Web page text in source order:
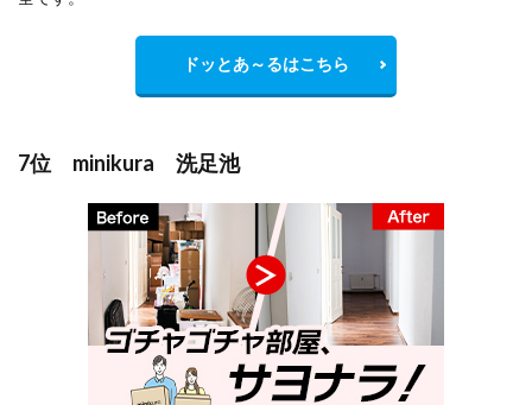
ドッとあ～るはこちら
7位 minikura 洗足池